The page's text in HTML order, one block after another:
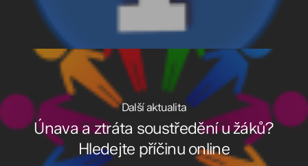
Další aktualita
Únava a ztráta soustředění u žáků?
Hledejte příčinu online